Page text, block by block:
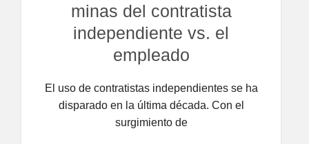
minas del contratista
independiente vs. el
empleado
El uso de contratistas independientes se ha
disparado en la última década. Con el
surgimiento de